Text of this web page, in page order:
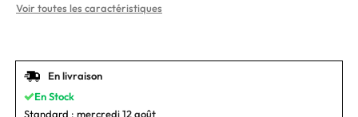
Voir toutes les caractéristiques
En livraison
En Stock
Standard : mercredi 12 août